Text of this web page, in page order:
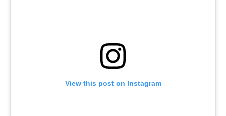
View this post on Instagram